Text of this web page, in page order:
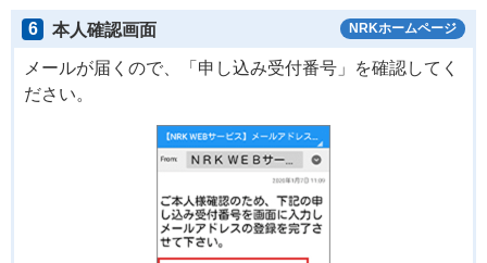
6 本人確認画面 NRKホームページ
メールが届くので、「申し込み受付番号」を確認してく
ださい。